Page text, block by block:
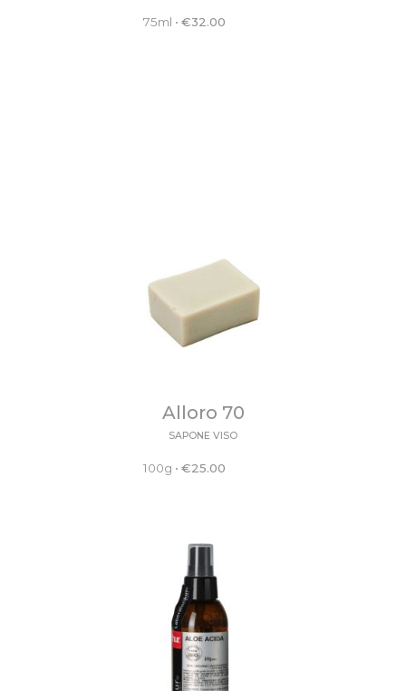
75ml •€32.00
Alloro 70
SAPONE VISO
100g •€25.00